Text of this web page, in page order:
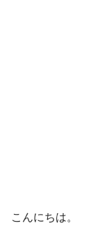
こんにちは。